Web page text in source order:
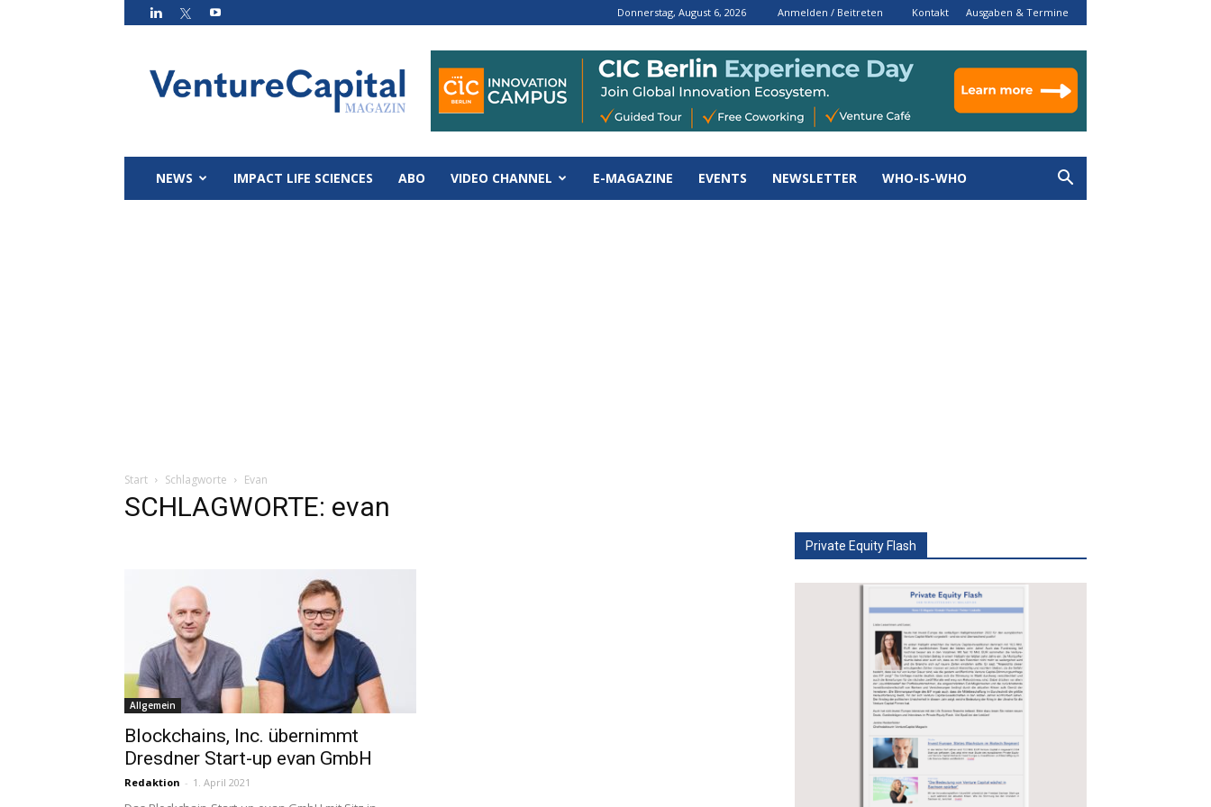
Donnerstag, August 6, 2026 Anmelden / Beitreten Kontakt Ausgaben & Termine
Magazin
NEWS IMPACT LIFE SCIENCES ABO VIDEO CHANNEL E-MAGAZINE EVENTS NEWSLETTER WHO-IS-WHO
Start Schlagworte Evan
SCHLAGWORTE: evan
Allgemein
Blockchains, Inc. übernimmt
Dresdner Start-up evan GmbH
Redaktion - 1. April 2021
Private Equity Flash